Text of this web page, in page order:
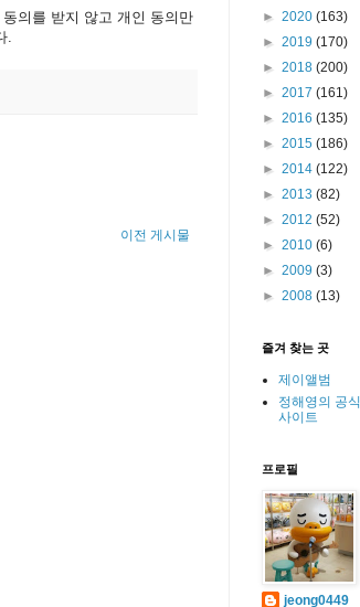
의를 받지 않고 개인 동의만
.
이전 게시물
► 2020 (163)
► 2019 (170)
► 2018 (200)
► 2017 (161)
► 2016 (135)
► 2015 (186)
► 2014 (122)
► 2013 (82)
► 2012 (52)
► 2010 (6)
► 2009 (3)
► 2008 (13)
즐겨 찾는 곳
제이앨범
정해영의 공
사이트
프로필
jeong0449